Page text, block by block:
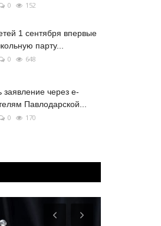
0 152
1 сентября впервые
парту...
0 648
заявление через e-
Павлодарской...
0 170